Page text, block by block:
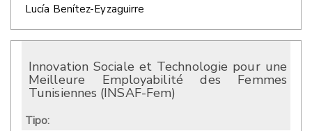
Lucía Benítez-Eyzaguirre
Innovation Sociale et Technologie pour une
Meilleure Employabilité des Femmes
Tunisiennes (INSAF-Fem)
Tipo: